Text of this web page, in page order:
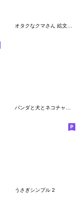
オタクなクマさん 絵文字 3
パンダと犬とネコチャンズのEMOJI
うさぎシンプル 2